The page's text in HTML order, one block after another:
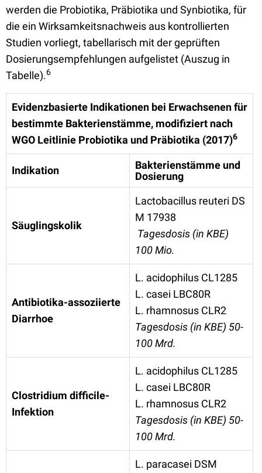
werden die Probiotika, Präbiotika und Synbiotika, für
die ein Wirksamkeitsnachweis aus kontrollierten
Studien vorliegt, tabellarisch mit der geprüften
Dosierungsempfehlungen aufgelistet (Auszug in
Tabelle).6
Evidenzbasierte Indikationen bei Erwachsenen für
bestimmte Bakterienstämme, modifiziert nach
WGO Leitlinie Probiotika und Präbiotika (2017)6
Indikation
Bakterienstämme und
Dosierung
Säuglingskolik
Lactobacillus reuteri DS
M 17938
Tagesdosis (in KBE)
100 Mio.
Antibiotika-assoziierte
Diarrhoe
L. acidophilus CL1285
L. casei LBC80R
L. rhamnosus CLR2
Tagesdosis (in KBE) 50-
100 Mrd.
Clostridium difficile-
Infektion
L. acidophilus CL1285
L. casei LBC80R
L. rhamnosus CLR2
Tagesdosis (in KBE) 50-
100 Mrd.
L. paracasei DSM